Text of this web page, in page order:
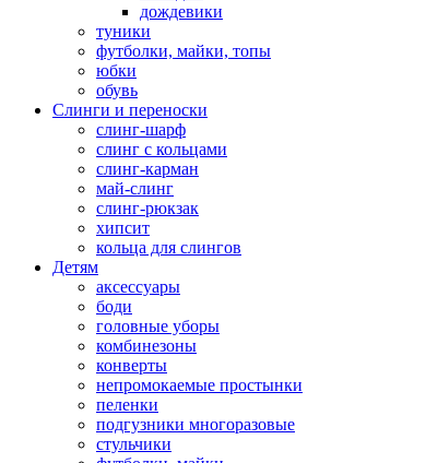
дождевики
туники
футболки, майки, топы
юбки
обувь
Слинги и переноски
слинг-шарф
слинг с кольцами
слинг-карман
май-слинг
слинг-рюкзак
хипсит
кольца для слингов
Детям
аксессуары
боди
головные уборы
комбинезоны
конверты
непромокаемые простынки
пеленки
подгузники многоразовые
стульчики